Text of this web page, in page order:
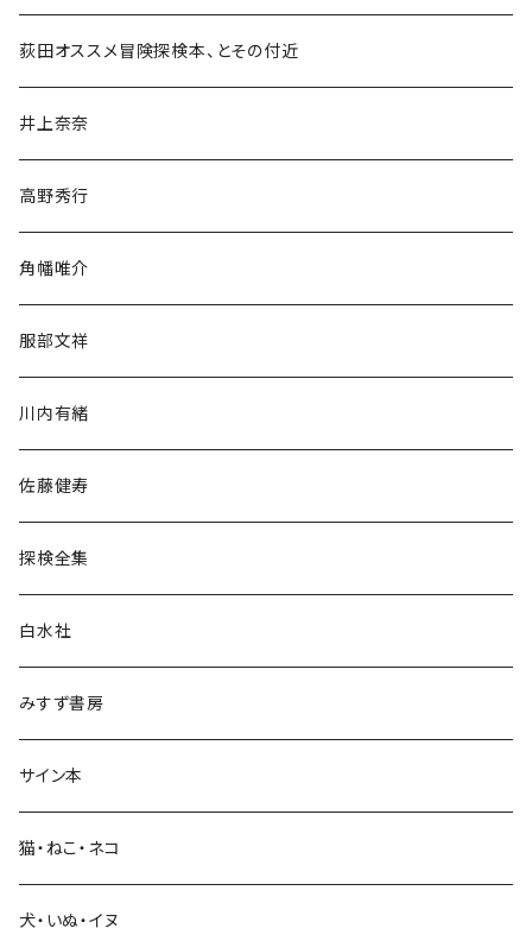
和書
文学・小説・物語
随筆・ノンフィクション・その他
民族・風習
言語・ことば
生活・暮らし
荻田オススメ冒険探検本、とその付近
井上奈奈
高野秀行
角幡唯介
服部文祥
川内有緒
佐藤健寿
探検全集
白水社
みすず書房
サイン本
猫・ねこ・ネコ
犬・いぬ・イヌ